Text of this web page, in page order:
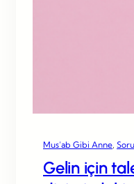
Mus’ab Gibi Anne
Gelin için